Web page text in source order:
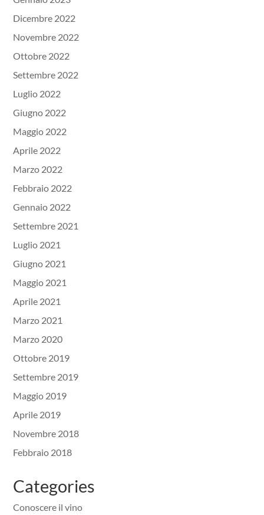
Dicembre 2022
Novembre 2022
Ottobre 2022
Settembre 2022
Luglio 2022
Giugno 2022
Maggio 2022
Aprile 2022
Marzo 2022
Febbraio 2022
Gennaio 2022
Settembre 2021
Luglio 2021
Giugno 2021
Maggio 2021
Aprile 2021
Marzo 2021
Marzo 2020
Ottobre 2019
Settembre 2019
Maggio 2019
Aprile 2019
Novembre 2018
Febbraio 2018
Categories
Conoscere il vino